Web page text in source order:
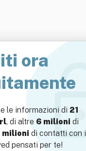
ora
le informazioni di 21
, di altre 6 milioni di
milioni di contatti con i
pensati per te!